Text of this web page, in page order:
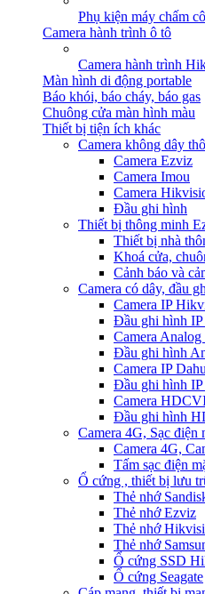
Phụ kiện máy chấm
Camera hành trình ô tô
Camera hành trình
Màn hình di động portable
Báo khói, báo cháy, báo gas
Chuông cửa màn hình màu
Thiết bị tiện ích khác
Camera không dây
Camera Ezviz
Camera Imou
Camera
Đầu ghi hình
Thiết bị thông minh
Thiết bị nhà
Khoá cửa,
Cảnh báo và
Camera có dây, đầu
Camera IP
Đầu ghi hình
Camera
Đầu ghi hình
Camera IP
Đầu ghi hình IP
Camera
Đầu ghi hình
Camera 4G, Sạc điện
Camera 4G,
Tấm sạc điện
Ổ cứng , thiết bị lưu
Thẻ nhớ
Thẻ nhớ Ezviz
Thẻ nhớ
Thẻ nhớ
Ổ cứng SSD
Ổ cứng Seagate